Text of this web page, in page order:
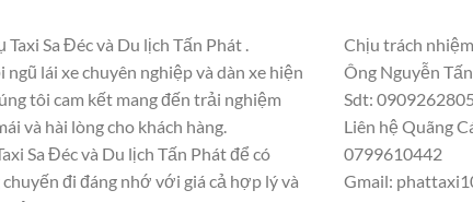
Taxi Sa Đéc và Du lịch Tấn Phát .
ngũ lái xe chuyên nghiệp và dàn xe hiện
tôi cam kết mang đến trải nghiệm
và hài lòng cho khách hàng.
Sa Đéc và Du lịch Tấn Phát để có
đi đáng nhớ với giá cả hợp lý và
Chịu trách
Ông Nguyễn
Sdt: 0909262805
Liên hệ Quãng
0799610442
Gmail: